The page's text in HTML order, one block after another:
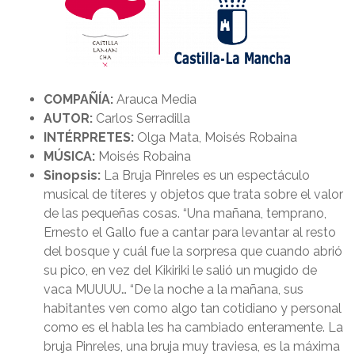
COMPAÑÍA: Arauca Media
AUTOR: Carlos Serradilla
INTÉRPRETES: Olga Mata, Moisés Robaina
MÚSICA: Moisés Robaina
Sinopsis: La Bruja Pinreles es un espectáculo
musical de títeres y objetos que trata sobre el valor
de las pequeñas cosas. “Una mañana, temprano,
Ernesto el Gallo fue a cantar para levantar al resto
del bosque y cuál fue la sorpresa que cuando abrió
su pico, en vez del Kikiriki le salió un mugido de
vaca MUUUU… “De la noche a la mañana, sus
habitantes ven como algo tan cotidiano y personal
como es el habla les ha cambiado enteramente. La
bruja Pinreles, una bruja muy traviesa, es la máxima